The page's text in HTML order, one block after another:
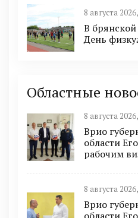
8 августа
В
День
Областные
8 августа
Врио
области
рабочим
8 августа
Врио